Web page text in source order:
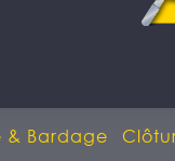
& Bardage